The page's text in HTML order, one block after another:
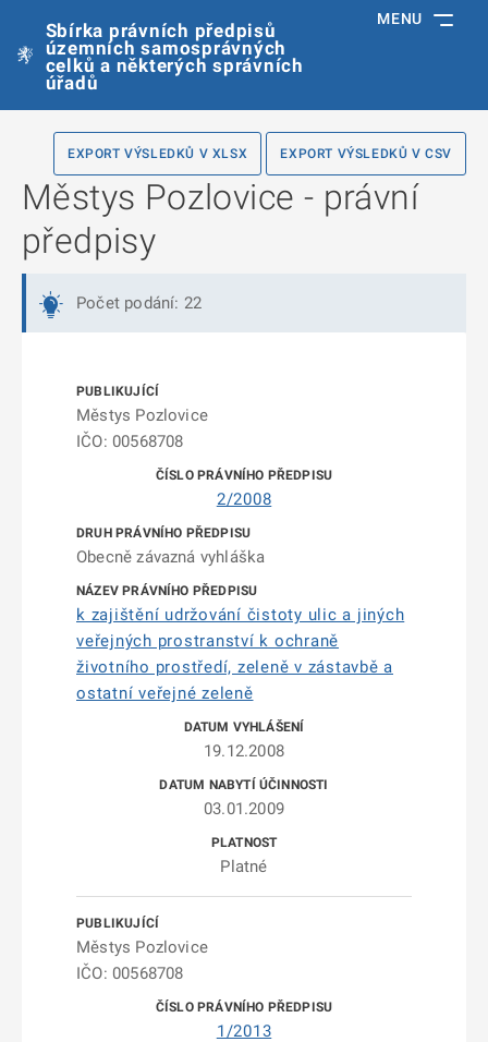
Sbírka právních předpisů
územních samosprávných
celků a některých správních
úřadů
MENU
EXPORT VÝSLEDKŮ V XLSX EXPORT VÝSLEDKŮ V CSV
Městys Pozlovice - právní
předpisy
Počet podání: 22
Městys Pozlovice
IČO: 00568708
2/2008
Obecně závazná vyhláška
k zajištění udržování čistoty ulic a jiných
veřejných prostranství k ochraně
životního prostředí, zeleně v zástavbě a
ostatní veřejné zeleně
19.12.2008
03.01.2009
Platné
Městys Pozlovice
IČO: 00568708
1/2013